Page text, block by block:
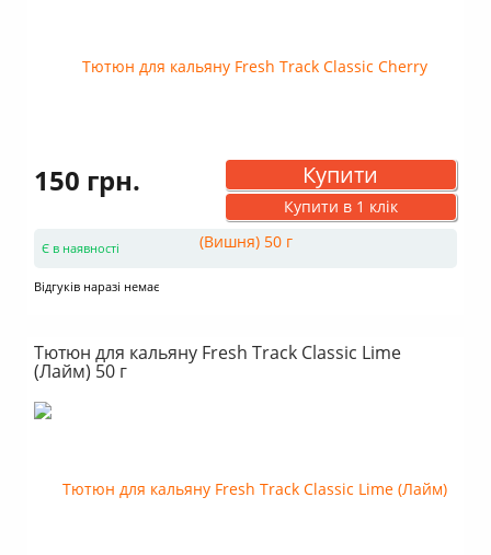
150 грн. Купити
Купити в 1 клік
Є в наявності
Відгуків наразі немає
Тютюн для кальяну Fresh Track Classic Lime
(Лайм) 50 г